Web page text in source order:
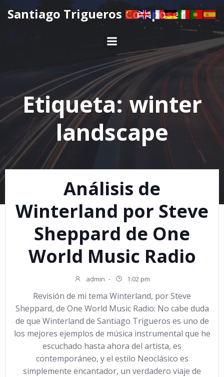
Saltar
al
contenido
Santiago Trigueros Composer
Etiqueta: winter
landscape
Análisis de
Winterland por Steve
Sheppard de One
World Music Radio
admin - 1:02 pm
Revisión de mi tema Winterland, por Steve
Sheppard, de One World Music Radio: No cabe duda
de que Winterland de Santiago Trigueros es uno de
los mejores ejemplos de música instrumental que he
escuchado hasta ahora del artista, es
contemporáneo, y el estilo Neoclásico es
simplemente encantador, un verdadero viaje de